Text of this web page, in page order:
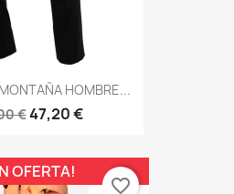
HOMBRE...
€47,20 €
OFERTA!
favorite_border